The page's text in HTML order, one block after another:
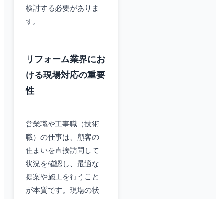
検討する必要がありま
す。
リフォーム業界にお
ける現場対応の重要
性
営業職や工事職（技術
職）の仕事は、顧客の
住まいを直接訪問して
状況を確認し、最適な
提案や施工を行うこと
が本質です。現場の状